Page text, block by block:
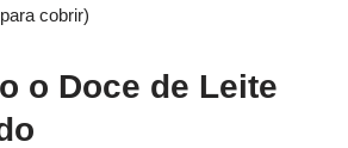
cobrir)
o Doce de Leite